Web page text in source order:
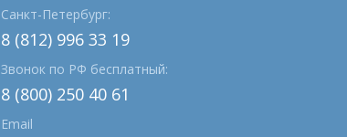
Санкт-Петербург:
8 (812) 996 33 19
Звонок по РФ бесплатный:
8 (800) 250 40 61
Email